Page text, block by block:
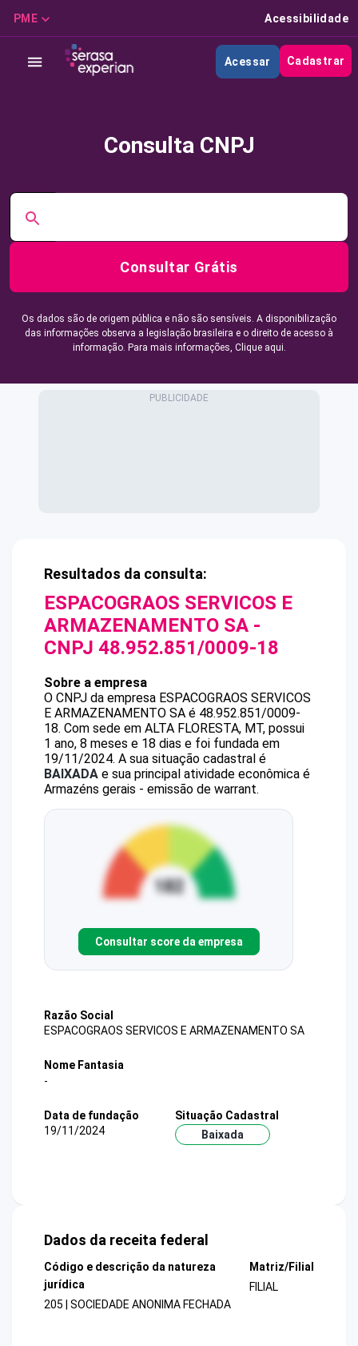
PME Acessibilidade
Acessar Cadastrar
Consulta CNPJ
Consultar Grátis
Os dados são de origem pública e não são sensíveis. A disponibilização
das informações observa a legislação brasileira e o direito de acesso à
informação. Para mais informações, Clique aqui.
Resultados da consulta:
ESPACOGRAOS SERVICOS E
ARMAZENAMENTO SA -
CNPJ 48.952.851/0009-18
Sobre a empresa
O CNPJ da empresa ESPACOGRAOS SERVICOS
E ARMAZENAMENTO SA é 48.952.851/0009-
18. Com sede em ALTA FLORESTA, MT, possui
1 ano, 8 meses e 18 dias e foi fundada em
19/11/2024. A sua situação cadastral é
BAIXADA e sua principal atividade econômica é
Armazéns gerais - emissão de warrant.
Consultar score da empresa
Razão Social
ESPACOGRAOS SERVICOS E ARMAZENAMENTO SA
Nome Fantasia
-
Data de fundação
19/11/2024
Situação Cadastral
Baixada
Dados da receita federal
Código e descrição da natureza
jurídica
205 | SOCIEDADE ANONIMA FECHADA
Matriz/Filial
FILIAL